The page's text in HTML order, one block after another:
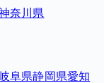
奈川県
阜県静岡県愛知